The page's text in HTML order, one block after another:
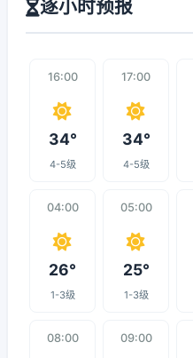
逐小时预报
16:00
34°
4-5级
17:00
34°
4-5级
04:00
26°
1-3级
05:00
25°
1-3级
08:00 09:00